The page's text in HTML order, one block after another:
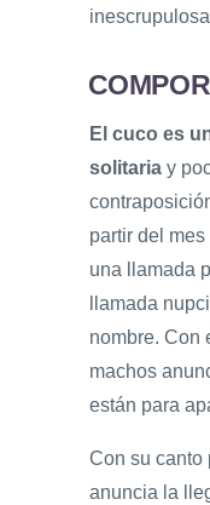
El cuco es
solitaria y
partir del
una llamada
llamada
nombre. Con
machos
están para
Con su canto
anuncia la